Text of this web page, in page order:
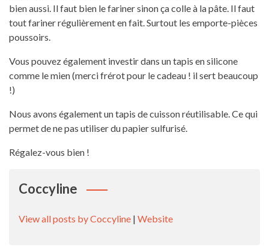
bien aussi. Il faut bien le fariner sinon ça colle à la pâte. Il faut
tout fariner régulièrement en fait. Surtout les emporte-pièces
poussoirs.
Vous pouvez également investir dans un tapis en silicone
comme le mien (merci frérot pour le cadeau ! il sert beaucoup
!)
Nous avons également un tapis de cuisson réutilisable. Ce qui
permet de ne pas utiliser du papier sulfurisé.
Régalez-vous bien !
Coccyline
View all posts by Coccyline | Website